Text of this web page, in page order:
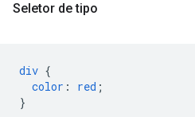
Seletor de tipo
div {
color : red ;
}